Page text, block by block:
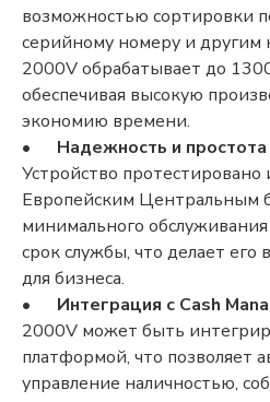
возможностью сортировки
серийному номеру и другим
2000V обрабатывает до
обеспечивая высокую
экономию времени.
•
Надежность и
Устройство
Европейским Центральным
минимального
срок службы, что делает
для бизнеса.
•
Интеграция с Cash
2000V может быть
платформой, что позволяет
управление наличностью,